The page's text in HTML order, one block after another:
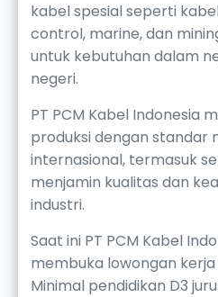
kabel spesial seperti
control, marine, dan
untuk kebutuhan dalam
negeri.
PT PCM Kabel Indonesia
produksi dengan standar
internasional, termasuk
menjamin kualitas dan
industri.
Saat ini PT PCM Kabel
membuka lowongan kerja
Minimal pendidikan D3